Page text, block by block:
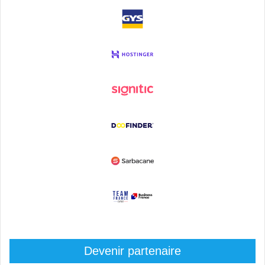
Devenir partenaire